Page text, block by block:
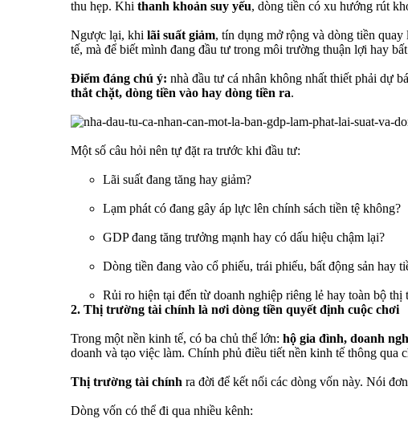
thu hẹp. Khi thanh khoản suy yếu, dòng tiền có xu hướng rút
Ngược lại, khi lãi suất giảm, tín dụng mở rộng và dòng tiền
tế, mà để biết mình đang đầu tư trong môi trường thuận lợi hay
Điểm đáng chú ý: nhà đầu tư cá nhân không nhất thiết phải dự
thắt chặt, dòng tiền vào hay dòng tiền ra.
Một số câu hỏi nên tự đặt ra trước khi đầu tư:
Lãi suất đang tăng hay giảm?
Lạm phát có đang gây áp lực lên chính sách tiền tệ không?
GDP đang tăng trưởng mạnh hay có dấu hiệu chậm lại?
Dòng tiền đang vào cổ phiếu, trái phiếu, bất động sản hay
Rủi ro hiện tại đến từ doanh nghiệp riêng lẻ hay toàn bộ thị
2. Thị trường tài chính là nơi dòng tiền quyết định cuộc chơi
Trong một nền kinh tế, có ba chủ thể lớn: hộ gia đình, doanh
doanh và tạo việc làm. Chính phủ điều tiết nền kinh tế thông qua
Thị trường tài chính ra đời để kết nối các dòng vốn này. Nói
Dòng vốn có thể đi qua nhiều kênh: